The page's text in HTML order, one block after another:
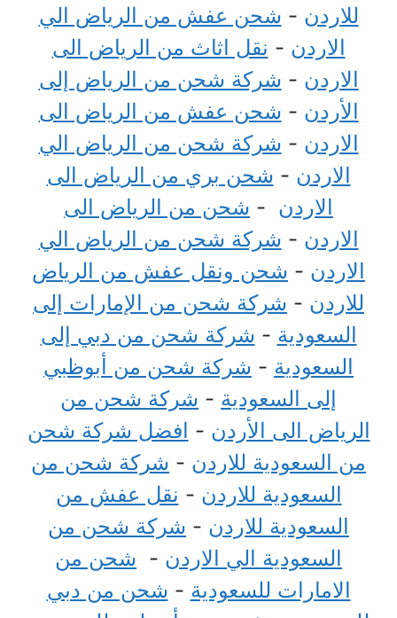
للاردن - شحن عفش من الرياض الي
الاردن - نقل اثاث من الرياض الى
الاردن - شركة شحن من الرياض إلى
الأردن - شحن عفش من الرياض الى
الاردن - شركة شحن من الرياض الي
الاردن - شحن بري من الرياض الى
الاردن - شحن من الرياض الى
الاردن - شركة شحن من الرياض الي
الاردن - شحن ونقل عفش من الرياض
للاردن - شركة شحن من الإمارات إلى
السعودية - شركة شحن من دبي إلى
السعودية - شركة شحن من أبوظبي
إلى السعودية - شركة شحن من
الرياض الى الأردن - افضل شركة شحن
من السعودية للاردن - شركة شحن من
السعودية للاردن - نقل عفش من
السعودية للاردن - شركة شحن من
السعودية الي الاردن - شحن من
الامارات للسعودية - شحن من دبي